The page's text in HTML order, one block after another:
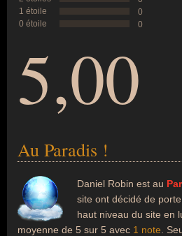
1 étoile
0
0 étoile
0
5,00
Au Paradis !
Daniel Robin est au
site ont décidé de
haut niveau du site en
moyenne de 5 sur 5 avec 1 note .